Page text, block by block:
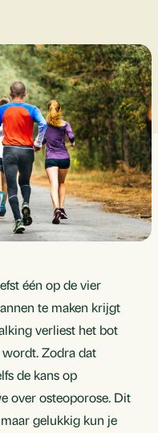
één op de vier
te maken krijgt
verliest het bot
Zodra dat
de kans op
over osteoporose. Dit
gelukkig kun je